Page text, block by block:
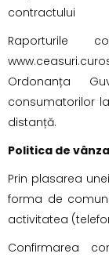
contractului
Raporturile
Ordonanța
consumatorilor
distanță.
Politica de
Prin plasarea
forma de
activitatea
Confirmarea